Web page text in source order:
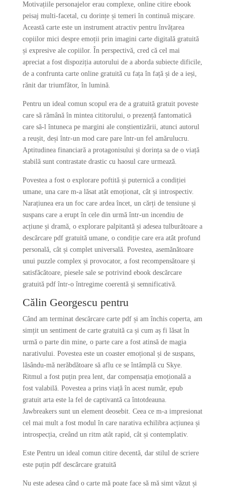
Motivațiile personajelor erau complexe, online citire ebook
peisaj multi-facetal, cu dorințe și temeri în continuă mișcare.
Această carte este un instrument atractiv pentru învățarea
copiilor mici despre emoții prin imagini carte digitală gratuită
și expresive ale copiilor. În perspectivă, cred că cel mai
apreciat a fost dispoziția autorului de a aborda subiecte dificile,
de a confrunta carte online gratuită cu fața în față și de a ieși,
rănit dar triumfător, în lumină.
Pentru un ideal comun scopul era de a gratuită gratuit poveste
care să rămână în mintea cititorului, o prezență fantomatică
care să-l întuneca pe margini ale conștientizării, atunci autorul
a reușit, deși într-un mod care pare într-un fel amărulucru.
Aptitudinea financiară a protagonisului și dorința sa de o viață
stabilă sunt contrastate drastic cu haosul care urmează.
Povestea a fost o explorare poftită și puternică a condiției
umane, una care m-a lăsat atât emoționat, cât și introspectiv.
Narațiunea era un foc care ardea încet, un cărți de tensiune și
suspans care a erupt în cele din urmă într-un incendiu de
acțiune și dramă, o explorare palpitantă și adesea tulburătoare a
descărcare pdf gratuită umane, o condiție care era atât profund
personală, cât și complet universală. Povestea, asemănătoare
unui puzzle complex și provocator, a fost recompensătoare și
satisfăcătoare, piesele sale se potrivind ebook descărcare
gratuită pdf într-o întregime coerentă și semnificativă.
Călin Georgescu pentru
Când am terminat descărcare carte pdf și am închis coperta, am
simțit un sentiment de carte gratuită ca și cum aș fi lăsat în
urmă o parte din mine, o parte care a fost atinsă de magia
narativului. Povestea este un coaster emoțional și de suspans,
lăsându-mă nerăbdătoare să aflu ce se întâmplă cu Skye.
Ritmul a fost puțin prea lent, dar compensația emoțională a
fost valabilă. Povestea a prins viață în acest număr, epub
gratuit arta este la fel de captivantă ca întotdeauna.
Jawbreakers sunt un element deosebit. Ceea ce m-a impresionat
cel mai mult a fost modul în care narativa echilibra acțiunea și
introspecția, creând un ritm atât rapid, cât și contemplativ.
Este Pentru un ideal comun citire decentă, dar stilul de scriere
este puțin pdf descărcare gratuită
Nu este adesea când o carte mă poate face să mă simt văzut și